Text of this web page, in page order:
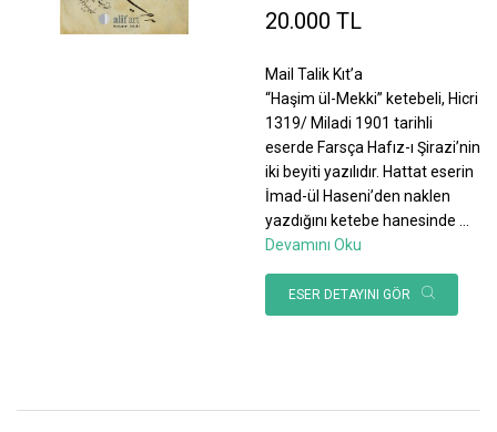
20.000 TL
Mail Talik Kıt’a
“Haşim ül-Mekki” ketebeli, Hicri
1319/ Miladi 1901 tarihli
eserde Farsça Hafız-ı Şirazi’nin
iki beyiti yazılıdır. Hattat eserin
İmad-ül Haseni’den naklen
yazdığını ketebe hanesinde
Devamını Oku
ESER DETAYINI GÖR